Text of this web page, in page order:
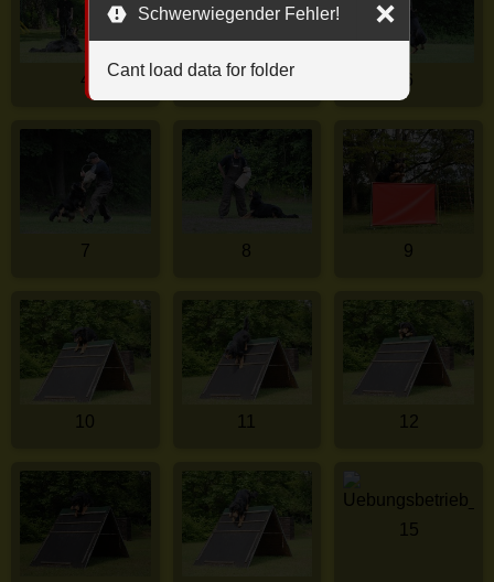
4 5 6
7 8 9
10 11 12
15
Schwerwiegender Fehler!
Cant load data for folder